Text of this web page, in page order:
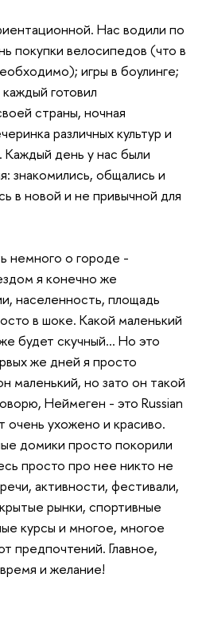
Нас водили по
покупки велосипедов (что в
игры в боулинге;
готовил
страны, ночная
различных культур и
Каждый день у нас были
знакомились, общались и
в новой и не привычной для
немного о городе -
я конечно же
населенность, площадь
в шоке. Какой маленький
будет скучный… Но это
же дней я просто
маленький, но зато он такой
Неймеген - это Russian
очень ухожено и красиво.
домики просто покорили
просто про нее никто не
активности, фестивали,
рынки, спортивные
курсы и многое, многое
предпочтений. Главное,
и желание!